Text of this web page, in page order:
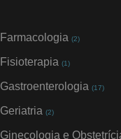
Farmacologia (2)
Fisioterapia (1)
Gastroenterologia (17)
Geriatria (2)
Ginecologia e